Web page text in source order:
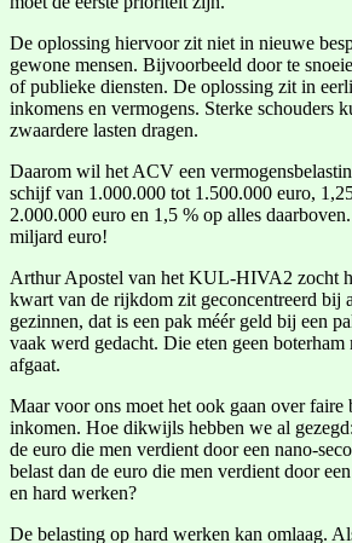
De oplossing hiervoor zit niet in nieuwe
gewone mensen. Bijvoorbeeld door te
of publieke diensten. De oplossing zit in
inkomens en vermogens. Sterke schouders
zwaardere lasten dragen.
Daarom wil het ACV een
schijf van 1.000.000 tot 1.500.000 euro,
2.000.000 euro en 1,5 % op alles
miljard euro!
Arthur Apostel van het KUL-HIVA2 zocht
kwart van de rijkdom zit geconcentreerd bij
gezinnen, dat is een pak méér geld bij een
vaak werd gedacht. Die eten geen boterham
afgaat.
Maar voor ons moet het ook gaan over faire
inkomen. Hoe dikwijls hebben we al
de euro die men verdient door een nano-
belast dan de euro die men verdient door
en hard werken?
De belasting op hard werken kan omlaag.